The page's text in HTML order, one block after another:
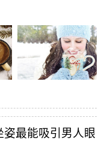
姿最能吸引男人眼